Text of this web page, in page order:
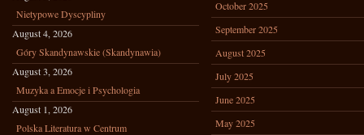
Nietypowe Dyscypliny
August 4, 2026
Góry Skandynawskie (Skandynawia)
August 3, 2026
Muzyka a Emocje i Psychologia
August 1, 2026
Polska Literatura w Centrum
October 2025
September 2025
August 2025
July 2025
June 2025
May 2025